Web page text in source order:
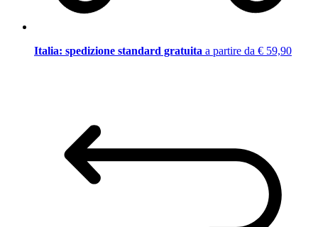
Italia: spedizione standard gratuita a partire da € 59,90